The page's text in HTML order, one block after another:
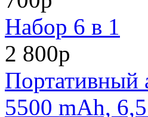
Набор 6 в 1
2 800р
Портативный
5500 mAh,